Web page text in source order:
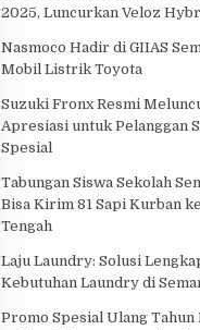
2025, Luncurkan Veloz
Nasmoco Hadir di GIIAS
Mobil Listrik Toyota
Suzuki Fronx Resmi
Apresiasi untuk Pelanggan
Spesial
Tabungan Siswa Sekolah
Bisa Kirim 81 Sapi Kurban
Tengah
Laju Laundry: Solusi
Kebutuhan Laundry di
Promo Spesial Ulang Tahun